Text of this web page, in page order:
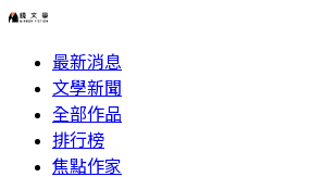
最新消息
文學新聞
全部作品
排行榜
焦點作家